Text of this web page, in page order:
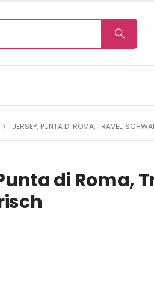
JERSEY, PUNTA DI ROMA, TRAVEL,
di Roma,